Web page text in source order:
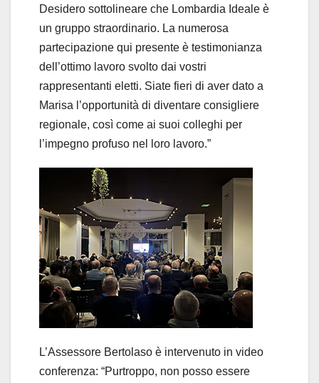
Desidero sottolineare che Lombardia Ideale è
un gruppo straordinario. La numerosa
partecipazione qui presente è testimonianza
dell’ottimo lavoro svolto dai vostri
rappresentanti eletti. Siate fieri di aver dato a
Marisa l’opportunità di diventare consigliere
regionale, così come ai suoi colleghi per
l’impegno profuso nel loro lavoro.”
L’Assessore Bertolaso è intervenuto in video
conferenza: “Purtroppo, non posso essere